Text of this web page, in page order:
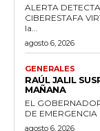
ALERTA
CIBERESTAFA
la...
agosto 6, 2026
GENERALES
RAÚL JALIL
MAÑANA
EL
agosto 6, 2026